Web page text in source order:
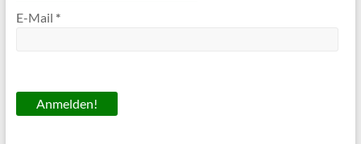
E-Mail *